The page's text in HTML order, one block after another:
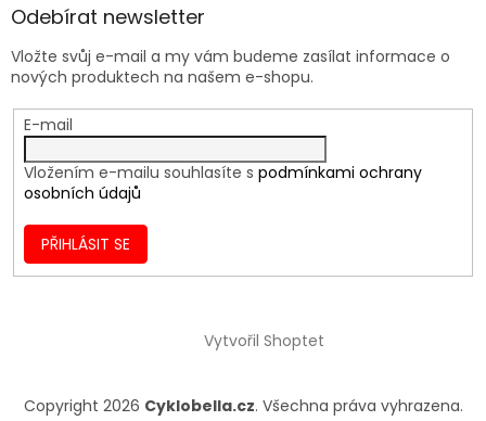
Odebírat newsletter
Vložte svůj e-mail a my vám budeme zasílat informace o
nových produktech na našem e-shopu.
E-mail
Vložením e-mailu souhlasíte s podmínkami ochrany
osobních údajů
PŘIHLÁSIT SE
Vytvořil Shoptet
Copyright 2026 Cyklobella.cz. Všechna práva vyhrazena.